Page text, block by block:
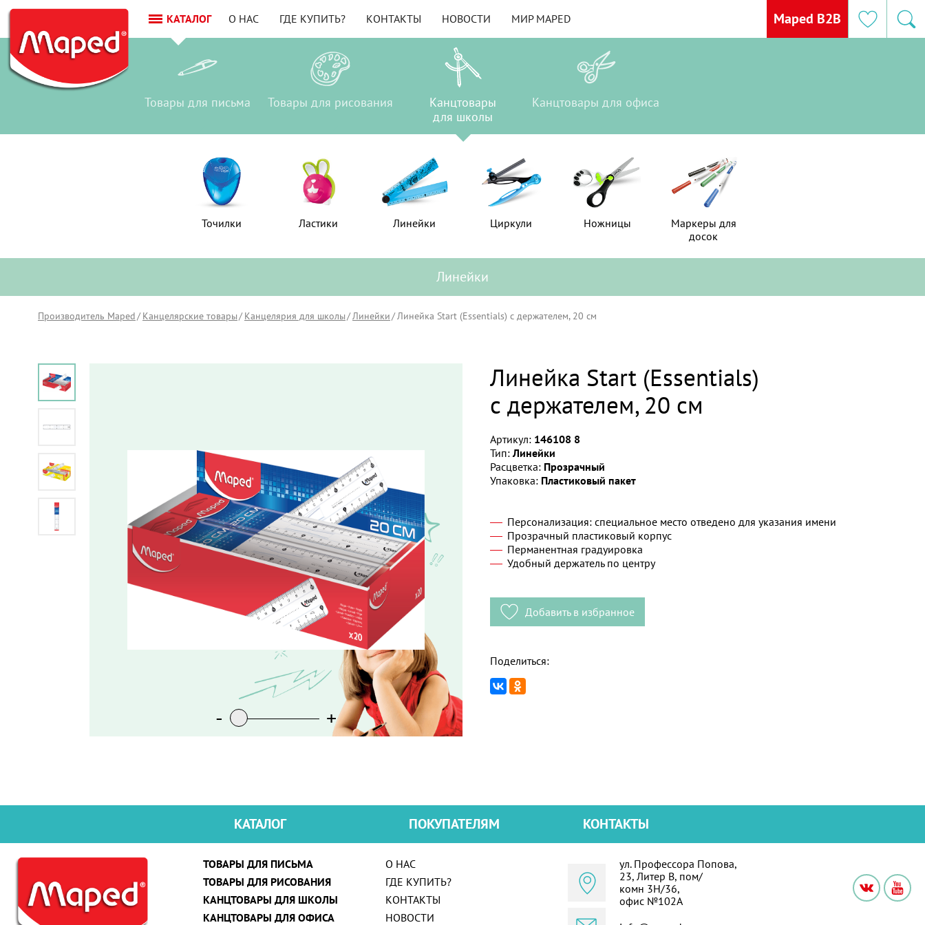
КАТАЛОГ О НАС ГДЕ КУПИТЬ? КОНТАКТЫ НОВОСТИ МИР MAPED
Товары
Товары
Канцтовары
для школы
Канцтовары
Точилки Ластики Линейки Циркули Ножницы
Маркеры для
досок
Maped B2B
Товары для письма Товары для рисования
Канцтовары
для школы
Канцтовары для офиса
Точилки Ластики Линейки Циркули Ножницы
Маркеры для
досок
Линейки
Производитель Maped Канцелярские товары Канцелярия для школы Линейки Линейка Start (Essentials) с держателем, 20 см
Линейка Start (Essentials)
с держателем, 20 см
- +
- +
- +
- +
Артикул: 146108 8
Тип:Линейки
Расцветка: Прозрачный
Упаковка: Пластиковый пакет
Персонализация: специальное место отведено для указания имени
Прозрачный пластиковый корпус
Перманентная градуировка
Удобный держатель по центру
Добавить в избранное
Поделиться:
КАТАЛОГ ПОКУПАТЕЛЯМ КОНТАКТЫ
ТОВАРЫ ДЛЯ ПИСЬМА
ТОВАРЫ ДЛЯ РИСОВАНИЯ
КАНЦТОВАРЫ ДЛЯ ШКОЛЫ
КАНЦТОВАРЫ ДЛЯ ОФИСА
О НАС
ГДЕ КУПИТЬ?
КОНТАКТЫ
НОВОСТИ
ул. Профессора Попова,
23, Литер В, пом/
комн 3Н/36,
офис №102А